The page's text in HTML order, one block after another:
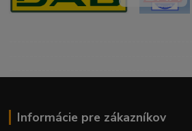
Informácie pre zákazníkov